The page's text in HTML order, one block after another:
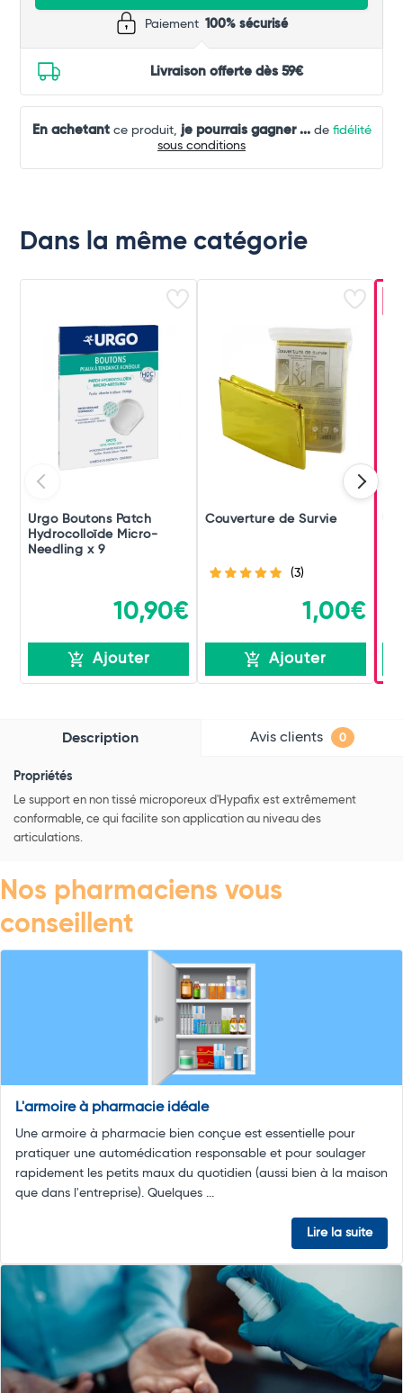
Paiement 100% sécurisé
Livraison offerte dès 59€
En achetantce produit, je pourrais gagner ...de fidélité
sous conditions
Dans la même catégorie
Urgo Boutons Patch
Hydrocolloïde Micro-
Needling x 9
10,90€
Ajouter
Couverture de Survie
(3)
1,00€
Ajouter
Description Avis clients 0
Propriétés
Le support en non tissé microporeux d'Hypafix est extrêmement
conformable, ce qui facilite son application au niveau des
articulations.
Nos pharmaciens vous
conseillent
L'armoire à pharmacie idéale
Une armoire à pharmacie bien conçue est essentielle pour
pratiquer une automédication responsable et pour soulager
rapidement les petits maux du quotidien (aussi bien à la maison
que dans l'entreprise). Quelques ...
Lire la suite